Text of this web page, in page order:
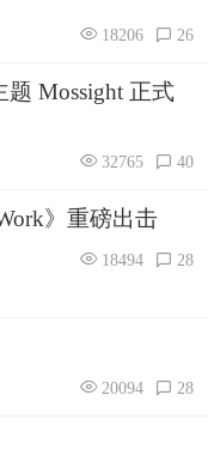
18206 26
题 Mossight 正式
32765 40
》重磅出击
18494 28
20094 28